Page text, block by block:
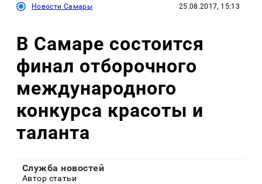
Новости Самары 25.08.2017, 15:13
В Самаре состоится
финал отборочного
международного
конкурса красоты и
таланта
Служба новостей
Автор статьи